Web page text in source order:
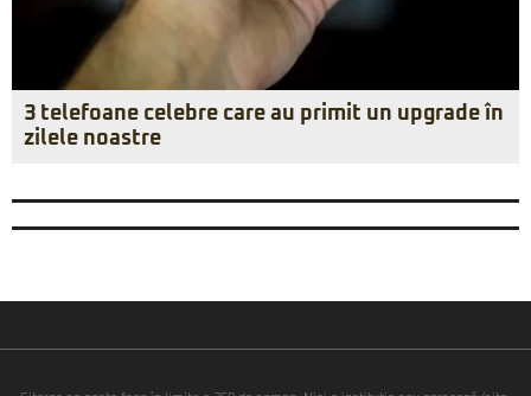
3 telefoane celebre care au primit un upgrade în
zilele noastre